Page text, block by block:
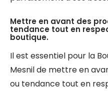
Mettre en avant des
tendance tout en
boutique.
Il est essentiel pour la
Mesnil de mettre en
ou tendance tout en